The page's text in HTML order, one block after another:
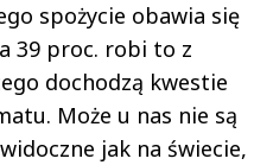
spożycie obawia się
39 proc. robi to z
dochodzą kwestie
Może u nas nie są
jak na świecie,